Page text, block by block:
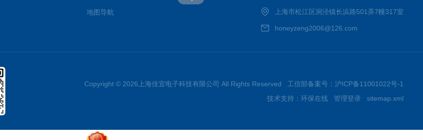
地图导航 上海市松江区洞泾镇长浜路501弄7幢317室
honeyzeng2006@126.com
Copyright © 2026上海佳宜电子科技有限公司 All Rights Reserved 工信部备案号： 沪ICP备11001022号-1
技术支持： 环保在线 管理登录 sitemap.xml